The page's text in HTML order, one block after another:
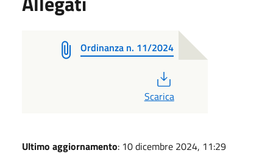
Ordinanza n. 11/2024
Scarica
Ultimo aggiornamento: 10 dicembre 2024, 11:29